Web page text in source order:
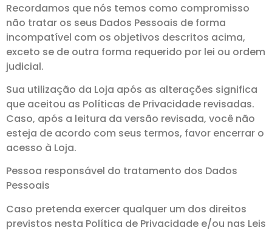
Recordamos que nós temos como compromisso
não tratar os seus Dados Pessoais de forma
incompatível com os objetivos descritos acima,
exceto se de outra forma requerido por lei ou ordem
judicial.
Sua utilização da Loja após as alterações significa
que aceitou as Políticas de Privacidade revisadas.
Caso, após a leitura da versão revisada, você não
esteja de acordo com seus termos, favor encerrar o
acesso à Loja.
Pessoa responsável do tratamento dos Dados
Pessoais
Caso pretenda exercer qualquer um dos direitos
previstos nesta Política de Privacidade e/ou nas Leis